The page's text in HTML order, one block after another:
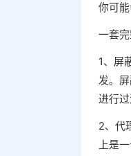
你可
一套
1、屏
发。
进行过
2、代
上是